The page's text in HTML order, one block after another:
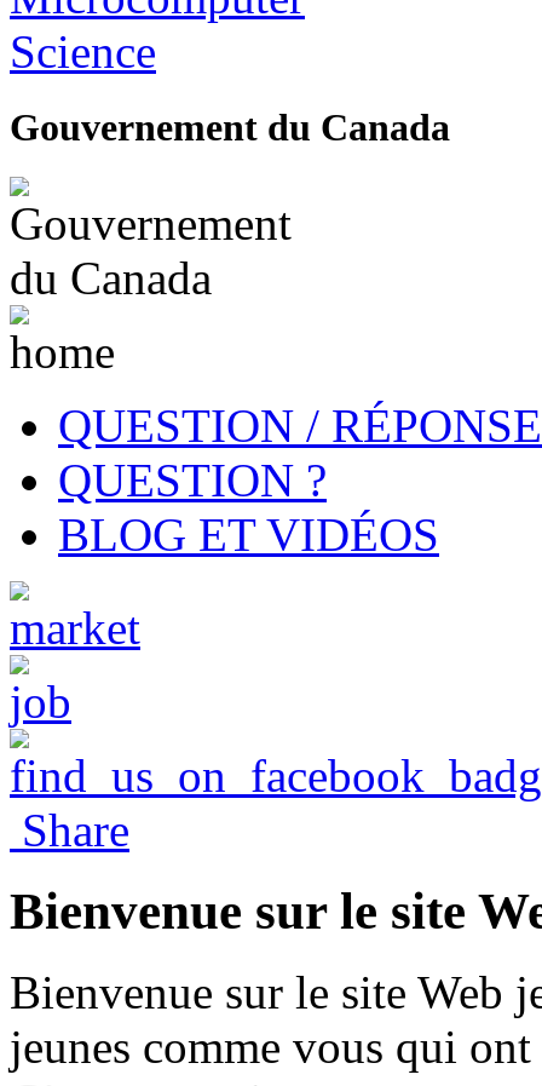
Gouvernement du Canada
QUESTION / RÉPONSE
QUESTION ?
BLOG ET VIDÉOS
Share
Bienvenue sur le site
Bienvenue sur le site Web
jeunes comme vous qui